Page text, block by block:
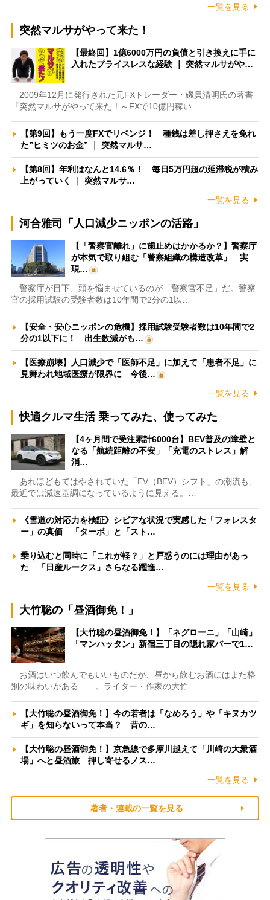
一覧を見る
突然マルサがやって来た！
【最終回】1億6000万円の負債と引き換えに手に
入れたプライスレスな経験 ｜ 突然マルサがや…
2009年12月に発行された元FXトレーダー・磯貝清明氏の著書
『突然マルサがやって来た！～FXで10億円稼い…
【第9回】もう一度FXでリベンジ！ 種銭は差し押さえを免れ
た”ヒミツのお金” ｜ 突然マルサ…
【第8回】年利はなんと14.6％！ 毎日5万円超の延滞税が積み
上がっていく ｜ 突然マルサ…
一覧を見る
河合雅司「人口減少ニッポンの活路」
【「警察官離れ」に歯止めはかかるか？】警察庁
が本気で取り組む「警察組織の構造改革」 実
現…
警察庁が目下、頭を悩ませているのが「警察官不足」だ。警察
官の採用試験の受験者数は10年間で2分の1以…
【安全・安心ニッポンの危機】採用試験受験者数は10年間で2
分の1以下に！ 出生数減がも…
【医療崩壊】人口減少で「医師不足」に加えて「患者不足」に
見舞われ地域医療が限界に 今後…
一覧を見る
快適クルマ生活 乗ってみた、使ってみた
【4ヶ月間で受注累計6000台】BEV普及の障壁と
なる「航続距離の不安」「充電のストレス」解
消…
あれほどもてはやされていた「EV（BEV）シフト」の潮流も、
最近では減速基調になっているように見える。…
《雪道の対応力を検証》シビアな状況で実感した「フォレスタ
ー」の真価 「ターボ」と「スト…
乗り込むと同時に「これが軽？」と戸惑うのには理由があっ
た 「日産ルークス」さらなる躍進…
一覧を見る
大竹聡の「昼酒御免！」
【大竹聡の昼酒御免！】「ネグローニ」「山崎」
「マンハッタン」新宿三丁目の隠れ家バーで1…
お酒はいつ飲んでもいいものだが、昼から飲むお酒にはまた格
別の味わいがある――。ライター・作家の大竹…
【大竹聡の昼酒御免！】今の若者は「なめろう」や「キヌカツ
ギ」を知らないって本当？ 昔の…
【大竹聡の昼酒御免！】京急線で多摩川越えて「川崎の大衆酒
場」へと昼酒旅 押し寄せるノス…
一覧を見る
著者・連載の一覧を見る